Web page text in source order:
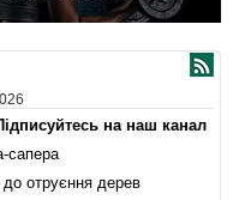
на наш канал
сапера
отруєння дерев